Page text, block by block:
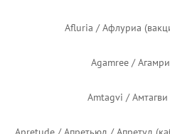
Afluria / Афлуриа
Agamree /